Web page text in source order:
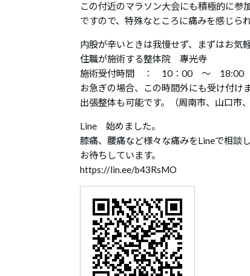
この付近のマラソン大会にも積極的に参
ですので、特殊なところに痛みを感じら
内股が辛いときは我慢せず、まずはお気
住職が施術する整体院 專光寺
施術受付時間 ： 10：00 ～ 18:00
お急ぎの場合、この時間外にも受け付けま
出張整体も可能です。（周南市、山口市
Line 始めました。
膝痛、腰痛など様々な痛みをLineで相談
お待ちしています。
https://lin.ee/b43RsMO